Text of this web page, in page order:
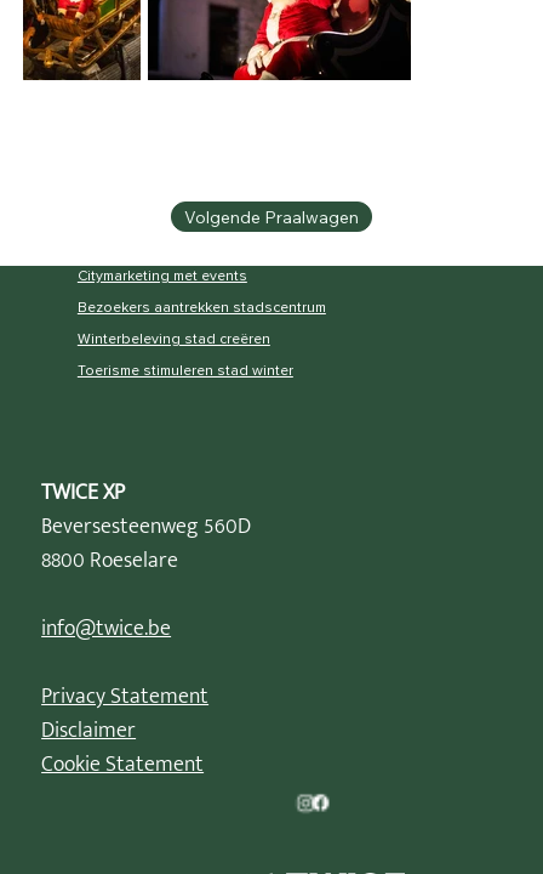
Volgende Praalwagen
Citymarketing met events
Bezoekers aantrekken stadscentrum
Winterbeleving stad creëren
Toerisme stimuleren stad winter
TWICE XP
Beversesteenweg 560D
8800 Roeselare
info@twice.be
Privacy Statement
Disclaimer
Cookie Statement